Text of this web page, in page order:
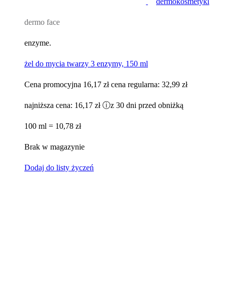
dermo face
enzyme.
żel do mycia twarzy 3 enzymy, 150 ml
Cena promocyjna 16,17 zł cena regularna: 32,99 zł
najniższa cena: 16,17 zł ⓘz 30 dni przed obniżką
100 ml = 10,78 zł
Brak w magazynie
Dodaj do listy życzeń